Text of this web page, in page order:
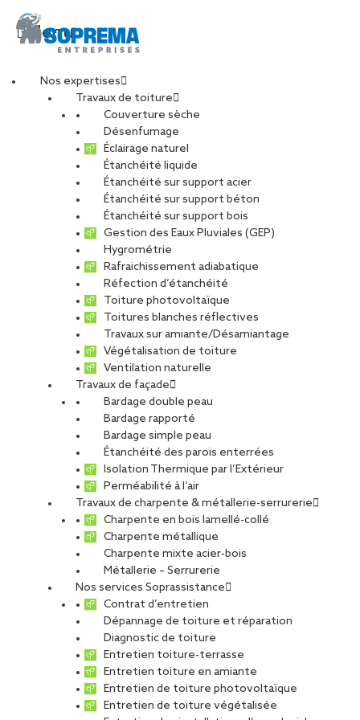
Menu
Nos expertises
Travaux de toiture
Couverture sèche
Désenfumage
Éclairage naturel
Étanchéité liquide
Étanchéité sur support acier
Étanchéité sur support béton
Étanchéité sur support bois
Gestion des Eaux Pluviales (GEP)
Hygrométrie
Rafraichissement adiabatique
Réfection d’étanchéité
Toiture photovoltaïque
Toitures blanches réflectives
Travaux sur amiante/Désamiantage
Végétalisation de toiture
Ventilation naturelle
Travaux de façade
Bardage double peau
Bardage rapporté
Bardage simple peau
Étanchéité des parois enterrées
Isolation Thermique par l’Extérieur
Perméabilité à l’air
Travaux de charpente & métallerie-serrurerie
Charpente en bois lamellé-collé
Charpente métallique
Charpente mixte acier-bois
Métallerie – Serrurerie
Nos services Soprassistance
Contrat d’entretien
Dépannage de toiture et réparation
Diagnostic de toiture
Entretien toiture-terrasse
Entretien toiture en amiante
Entretien de toiture photovoltaïque
Entretien de toiture végétalisée
SOPREMA
ENTREPRISES Agence
Clermont-Ferrand
TOUS CARRIÈRE
DÉVELOPPEMENT DURABLE
ENTRETIEN ET MAINTENANCE PHOTOVOLTAÏQUE
RÉNOVATION RÉSEAU
Réemploi des aciers : comment un
chantier des années 1960 relève le
défi bas carbone